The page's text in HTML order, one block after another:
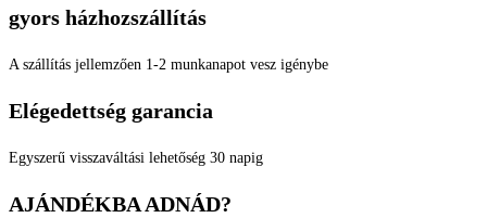
gyors házhozszállítás
A szállítás jellemzően 1-2 munkanapot vesz igénybe
Elégedettség garancia
Egyszerű visszaváltási lehetőség 30 napig
AJÁNDÉKBA ADNÁD?